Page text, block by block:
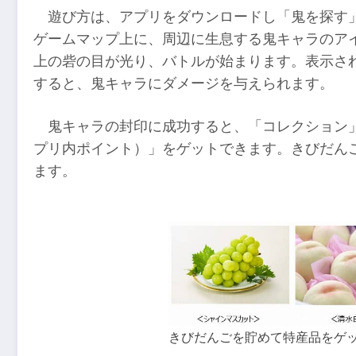
遊び方は、アプリをダウンロードし「鬼を探
ゲームマップ上に、周辺に生息する鬼キャラの
上の砦の目が光り、バトルが始まります。表示さ
すると、鬼キャラにダメージを与えられます。
鬼キャラの封印に成功すると、「コレクショ
プリ内ポイント）」をゲットできます。きびだ
ます。
きびだんごを貯めて特産品をゲ